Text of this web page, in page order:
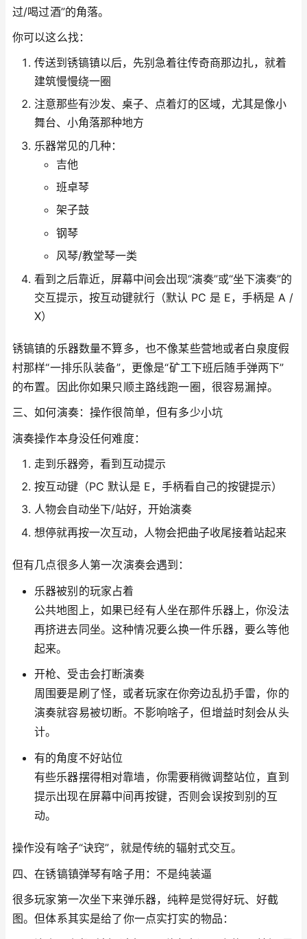
过/喝过酒”的角落。
你可以这么找：
传送到锈镐镇以后，先别急着往传奇商那边扎，就着
建筑慢慢绕一圈
注意那些有沙发、桌子、点着灯的区域，尤其是像小
舞台、小角落那种地方
乐器常见的几种：
吉他
班卓琴
架子鼓
钢琴
风琴/教堂琴一类
看到之后靠近，屏幕中间会出现“演奏”或“坐下演奏”的
交互提示，按互动键就行（默认 PC 是 E，手柄是 A /
X）
锈镐镇的乐器数量不算多，也不像某些营地或者白泉度假
村那样“一排乐队装备”，更像是“矿工下班后随手弹两下”
的布置。因此你如果只顺主路线跑一圈，很容易漏掉。
三、如何演奏：操作很简单，但有多少小坑
演奏操作本身没任何难度：
走到乐器旁，看到互动提示
按互动键（PC 默认是 E，手柄看自己的按键提示）
人物会自动坐下/站好，开始演奏
想停就再按一次互动，人物会把曲子收尾接着站起来
但有几点很多人第一次演奏会遇到：
乐器被别的玩家占着
公共地图上，如果已经有人坐在那件乐器上，你没法
再挤进去同坐。这种情况要么换一件乐器，要么等他
起来。
开枪、受击会打断演奏
周围要是刷了怪，或者玩家在你旁边乱扔手雷，你的
演奏就容易被切断。不影响啥子，但增益时刻会从头
计。
有的角度不好站位
有些乐器摆得相对靠墙，你需要稍微调整站位，直到
提示出现在屏幕中间再按键，否则会误按到别的互
动。
操作没有啥子“诀窍”，就是传统的辐射式交互。
四、在锈镐镇弹琴有啥子用：不是纯装逼
很多玩家第一次坐下来弹乐器，纯粹是觉得好玩、好截
图。但体系其实是给了你一点实打实的物品：